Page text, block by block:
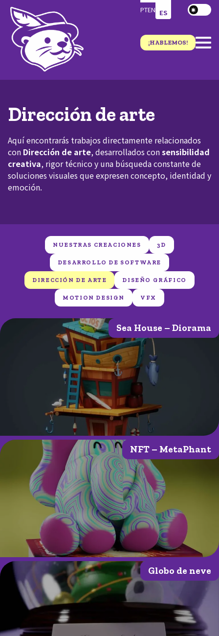
PTEN ES
¡HABLEMOS!
Dirección de arte
Aquí encontrarás trabajos directamente relacionados
con Dirección de arte, desarrollados consensibilidad
creativa, rigor técnico y una búsqueda constante de
soluciones visuales que expresen concepto, identidad y
emoción.
NUESTRAS CREACIONES 3D
DESARROLLO DE SOFTWARE
DIRECCIÓN DE ARTE DISEÑO GRÁFICO
MOTION DESIGN VFX
Sea House – Diorama
NFT – MetaPhant
Globo de neve